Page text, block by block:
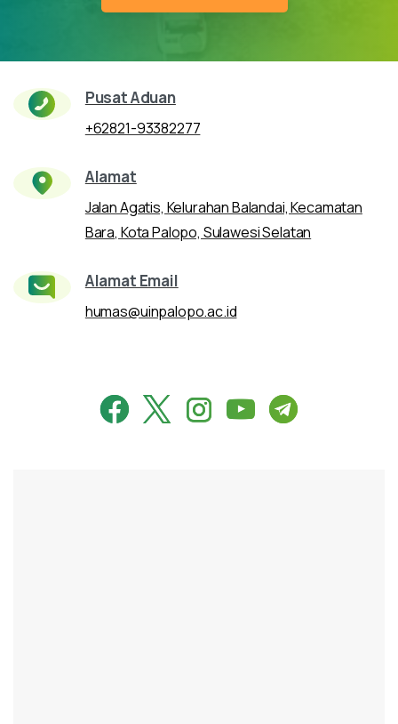
Pusat Aduan
+62821-93382277
Alamat
Jalan Agatis, Kelurahan Balandai, Kecamatan
Bara, Kota Palopo, Sulawesi Selatan
Alamat Email
humas@uinpalopo.ac.id